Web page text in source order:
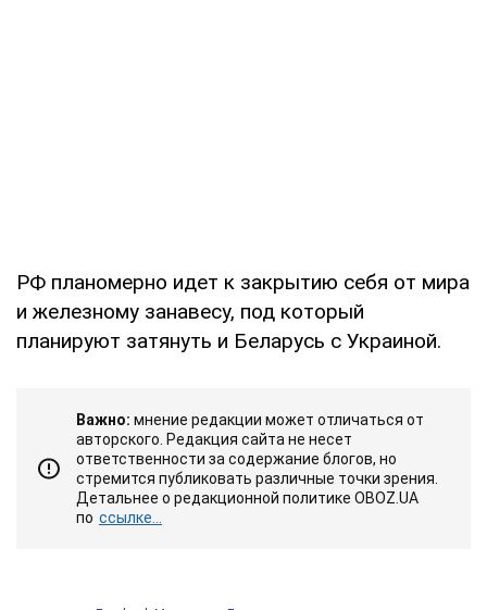
РФ планомерно идет к закрытию себя от мира
и железному занавесу, под который
планируют затянуть и Беларусь с Украиной.
Важно: мнение редакции может отличаться от
авторского. Редакция сайта не несет
ответственности за содержание блогов, но
стремится публиковать различные точки зрения.
Детальнее о редакционной политике OBOZ.UA
по ссылке...